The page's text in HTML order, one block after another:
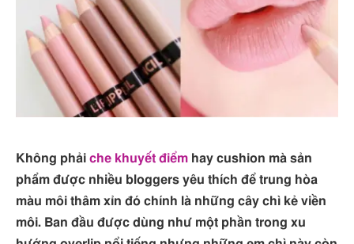
Không phải che khuyết điểm hay cushion mà sản
phẩm được nhiều bloggers yêu thích để trung hòa
màu môi thâm xỉn đó chính là những cây chì kẻ viền
môi. Ban đầu được dùng như một phần trong xu